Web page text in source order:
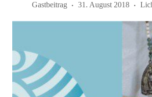
Gastbeitrag
31. August 2018